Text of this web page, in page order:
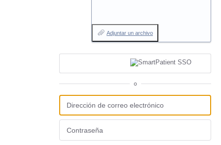
Adjuntar un archivo
o